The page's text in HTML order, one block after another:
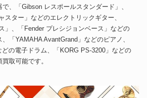
、「Gibson レスポールスタンダード」、
スター」などのエレクトリックギター、
」、「Fender プレシジョンベース」などの
「YAMAHA AvantGrand」などのピアノ、
どの電子ドラム、「KORG PS-3200」などの
取可能です。